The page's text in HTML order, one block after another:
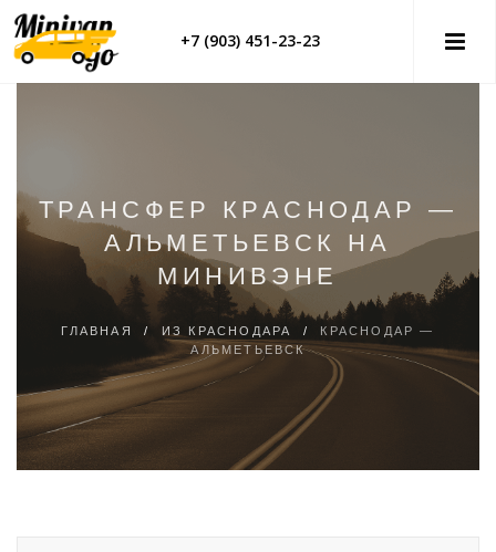
+7 (903) 451-23-23
ТРАНСФЕР КРАСНОДАР —
АЛЬМЕТЬЕВСК НА
МИНИВЭНЕ
ГЛАВНАЯ / ИЗ КРАСНОДАРА / КРАСНОДАР —
АЛЬМЕТЬЕВСК